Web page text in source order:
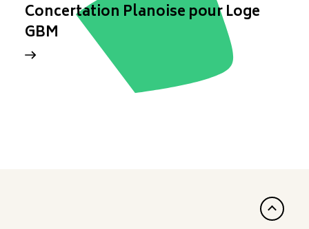
Concertation Planoise pour Loge
GBM